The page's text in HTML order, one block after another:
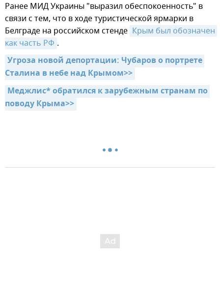
Ранее МИД Украины "выразил обеспокоенность" в
связи с тем, что в ходе туристической ярмарки в
Белграде на российском стенде Крым был обозначен
как часть РФ .
Угроза новой депортации: Чубаров о портрете
Сталина в небе над Крымом>>
Меджлис* обратился к зарубежным странам по
поводу Крыма>>